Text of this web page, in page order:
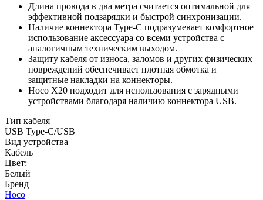
Длина провода в два метра считается оптимальной для
эффективной подзарядки и быстрой синхронизации.
Наличие коннектора Type-C подразумевает комфортное
использование аксессуара со всеми устройства с
аналогичным техническим выходом.
Защиту кабеля от износа, заломов и других физических
повреждений обеспечивает плотная обмотка и
защитные накладки на коннекторы.
Hoco X20 подходит для использования с зарядными
устройствами благодаря наличию коннектора USB.
Тип кабеля
USB Type-C/USB
Вид устройства
Кабель
Цвет:
Белый
Бренд
Hoco